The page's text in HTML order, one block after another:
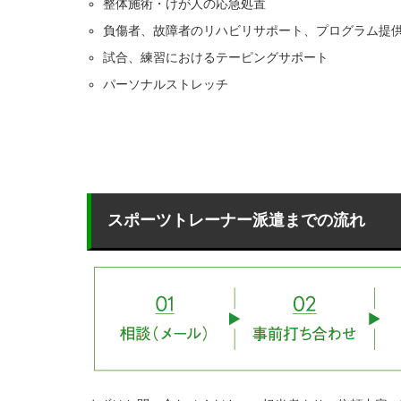
整体施術・けが人の応急処置
負傷者、故障者のリハビリサポート、プログラム提
試合、練習におけるテーピングサポート
パーソナルストレッチ
スポーツトレーナー派遣までの流れ